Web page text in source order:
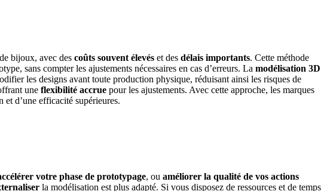
bijoux, avec des coûts souvent élevés et des délais importants. Cette méthode
sans compter les ajustements nécessaires en cas d’erreurs. La modélisation 3D
les designs avant toute production physique, réduisant ainsi les risques de
une flexibilité accrue pour les ajustements. Avec cette approche, les marques
et d’une efficacité supérieures.
votre phase de prototypage, ou améliorer la qualité de vos actions
la modélisation est plus adapté. Si vous disposez de ressources et de temps